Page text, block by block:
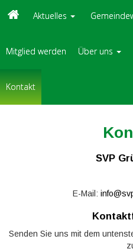
Aktuelles
Mitglied werden Über uns
Kontakt
SVP
E-Mail:
Senden Sie uns mit dem